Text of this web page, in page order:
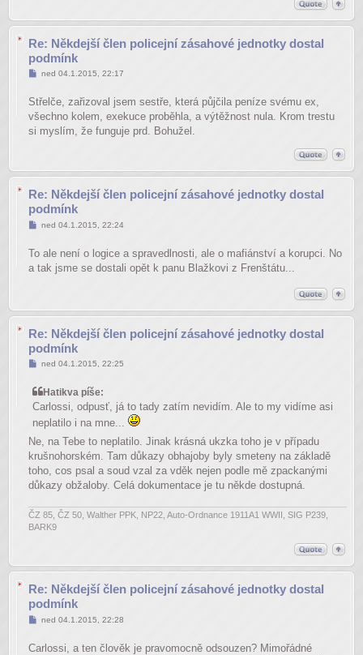
Re: Někdejší člen policejní zásahové jednotky dostal
podmínk
Příspěvek
ned 04.1.2015, 22:17
Střelče, zařizoval jsem sestře, která půjčila peníze svému ex,
všechno kolem, exekuce proběhla, a výtěžnost nula. Krom trestu
si myslím, že funguje prd. Bohužel.
Re: Někdejší člen policejní zásahové jednotky dostal
podmínk
Příspěvek
ned 04.1.2015, 22:24
To ale není o logice a spravedlnosti, ale o mafiánství a korupci. No
a tak jsme se dostali opět k panu Blažkovi z Frenštátu...
Re: Někdejší člen policejní zásahové jednotky dostal
podmínk
Příspěvek
ned 04.1.2015, 22:25
Hatikva píše:
Carlossi, odpusť, já to tady zatím nevidím. Ale to my vidíme asi
neplatilo i na mne...
Ne, na Tebe to neplatilo. Jinak krásná ukzka toho je v případu
krušnohorském. Tam důkazy obhajoby byly smeteny na základě
toho, cos psal a soud vzal za vděk nejen podle mě zpackanými
důkazy obžaloby. Celá dokumentace je tu někde dostupná.
ČZ 85, ČZ 50, Walther PPK, NP22, Auto-Ordnance 1911A1 WWII, SIG P239,
BARK9
Re: Někdejší člen policejní zásahové jednotky dostal
podmínk
Příspěvek
ned 04.1.2015, 22:28
Carlossi, a ten člověk je pravomocně odsouzen? Mimořádné